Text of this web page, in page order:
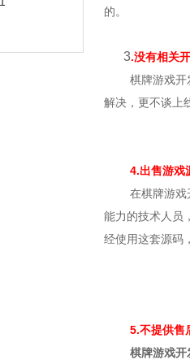
的。
3.没有相关
棋牌游戏开
解决，更不谈上
4.出售游戏
在棋牌游戏
能力的技术人员
经使用这套源码
5.不提供售
棋牌游戏开